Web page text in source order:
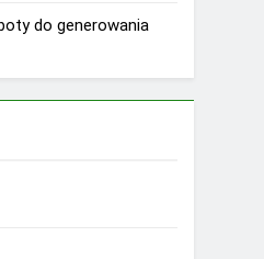
do generowania